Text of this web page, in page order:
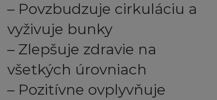
– Povzbudzuje cirkuláciu a
vyživuje bunky
– Zlepšuje zdravie na
všetkých úrovniach
– Pozitívne ovplyvňuje